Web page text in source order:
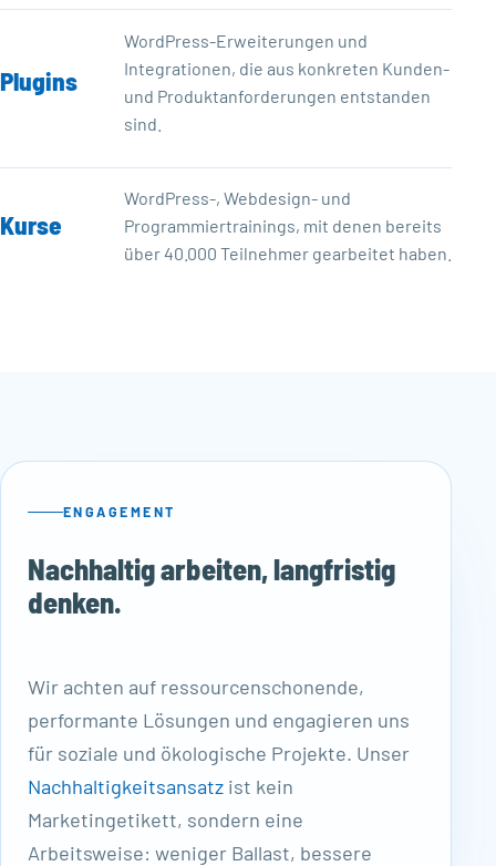
Plugins
WordPress-Erweiterungen und
Integrationen, die aus konkreten Kunden-
und Produktanforderungen entstanden
sind.
Kurse
WordPress-, Webdesign- und
Programmiertrainings, mit denen bereits
über 40.000 Teilnehmer gearbeitet haben.
ENGAGEMENT
Nachhaltig arbeiten, langfristig
denken.
Wir achten auf ressourcenschonende,
performante Lösungen und engagieren uns
für soziale und ökologische Projekte. Unser
Nachhaltigkeitsansatz ist kein
Marketingetikett, sondern eine
Arbeitsweise: weniger Ballast, bessere